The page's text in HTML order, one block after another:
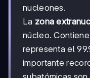
nucleones.
La zona
núcleo.
representa el
importante